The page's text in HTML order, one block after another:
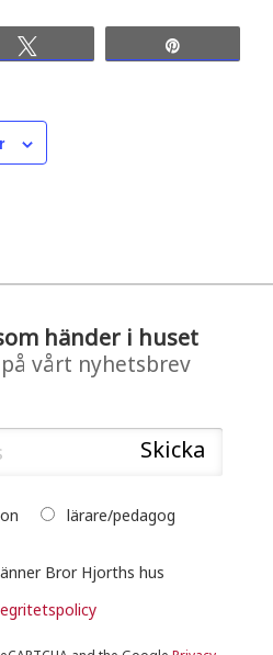
händer i huset
vårt nyhetsbrev
lärare/pedagog
Bror Hjorths hus